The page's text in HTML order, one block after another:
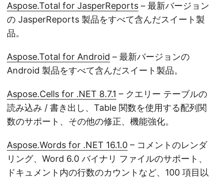
Aspose.Total for JasperReports – 最新バージョン
の JasperReports 製品をすべて含んだスイート製
品。
Aspose.Total for Android – 最新バージョンの
Android 製品をすべて含んだスイート製品。
Aspose.Cells for .NET 8.7.1 – クエリー テーブルの
読み込み / 書き出し、Table 関数を使用する配列関
数のサポート、その他の修正、機能強化。
Aspose.Words for .NET 16.1.0 – コメントのレンダ
リング、Word 6.0 バイナリ ファイルのサポート、
ドキュメント内の行数のカウントなど、100 項目以